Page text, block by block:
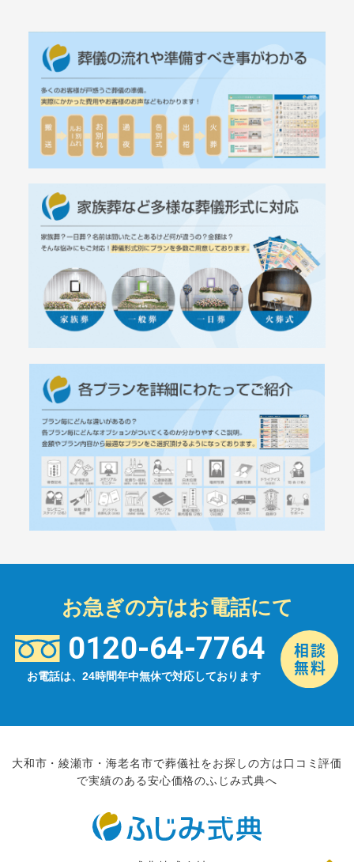
お急ぎの方はお電話にて
0120-64-7764
お電話は、24時間年中無休で対応しております
大和市・綾瀬市・海老名市で葬儀社をお探しの方は口コミ評価
で実績のある安心価格のふじみ式典へ